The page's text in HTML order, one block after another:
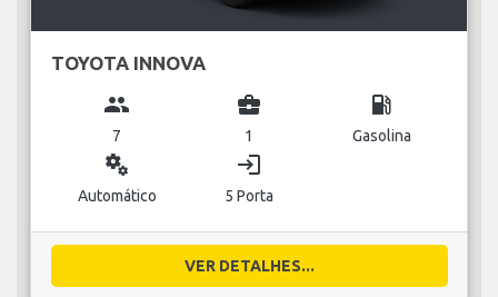
TOYOTA INNOVA
group
7
business_center
1
local_gas_station
Gasolina
miscellaneous_services
Automático
login
5 Porta
VER DETALHES...